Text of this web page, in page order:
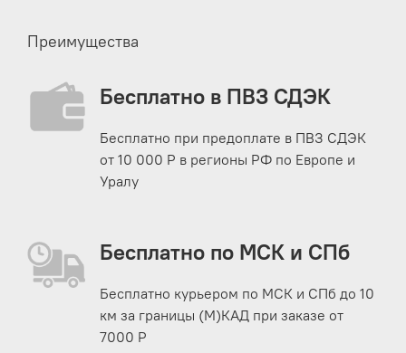
раскрыть спальник или создать вентиляционное
куда можно положить любую вещь, чтобы
получилась удобная подушка;
Со стороны капюшона вшит фиксирующий
элемент с липучкой Velcro, который надежно
фиксирует край молнии;
Состегнув два мешка по боковым молниям
Показать полностью
Характеристики
Преимущества
Бесплатно в ПВЗ СДЭК
Бесплатно при предоплате в ПВЗ СДЭК
от 10 000 Р в регионы РФ по Европе и
Уралу
Бесплатно по МСК и СПб
Бесплатно курьером по МСК и СПб до 10
км за границы (М)КАД при заказе от
7000 Р